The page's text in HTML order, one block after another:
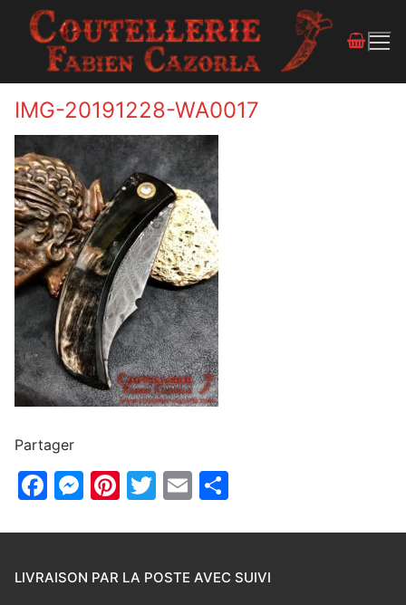
IMG-20191228-WA0017
Partager
Facebook
Messenger
Pinterest
Twitter
Email
LIVRAISON PAR LA POSTE AVEC SUIVI